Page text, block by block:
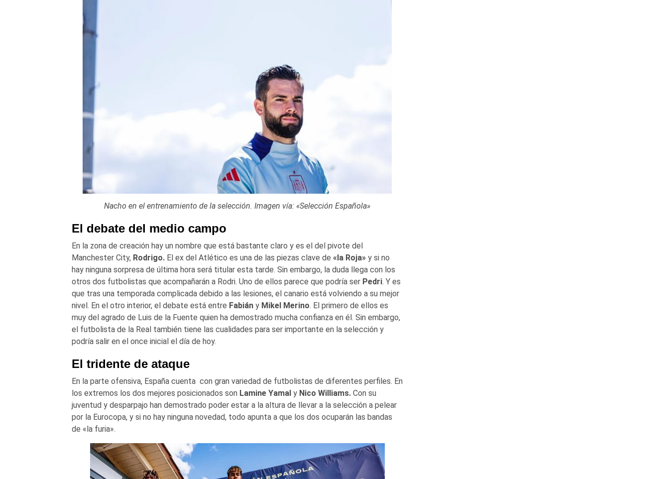
Nacho en el entrenamiento de la selección. Imagen vía: «Selección Española»
El debate del medio campo
En la zona de creación hay un nombre que está bastante claro y es el del pivote del
Manchester City, Rodrigo. El ex del Atlético es una de las piezas clave de «la Roja»y si no
hay ninguna sorpresa de última hora será titular esta tarde. Sin embargo, la duda llega con los
otros dos futbolistas que acompañarán a Rodri. Uno de ellos parece que podría ser Pedri. Y es
que tras una temporada complicada debido a las lesiones, el canario está volviendo a su mejor
nivel. En el otro interior, el debate está entre Fabiány Mikel Merino. El primero de ellos es
muy del agrado de Luis de la Fuente quien ha demostrado mucha confianza en él. Sin embargo,
el futbolista de la Real también tiene las cualidades para ser importante en la selección y
podría salir en el once inicial el día de hoy.
El tridente de ataque
En la parte ofensiva, España cuenta con gran variedad de futbolistas de diferentes perfiles. En
los extremos los dos mejores posicionados son Lamine Yamaly Nico Williams. Con su
juventud y desparpajo han demostrado poder estar a la altura de llevar a la selección a pelear
por la Eurocopa, y si no hay ninguna novedad, todo apunta a que los dos ocuparán las bandas
de «la furia».